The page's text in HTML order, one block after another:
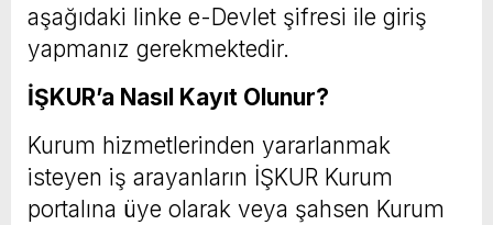
aşağıdaki linke e-Devlet şifresi ile giriş
yapmanız gerekmektedir.
İŞKUR’a Nasıl Kayıt Olunur?
Kurum hizmetlerinden yararlanmak
isteyen iş arayanların İŞKUR Kurum
portalına üye olarak veya şahsen Kurum